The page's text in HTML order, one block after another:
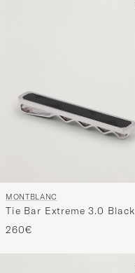
MONTBLANC
Tie Bar Extreme 3.0 Black
260€